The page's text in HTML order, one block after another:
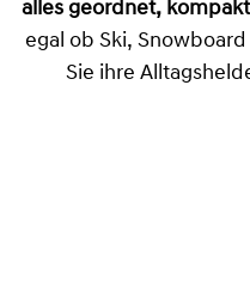
alles geordnet,
egal ob Ski,
Sie ihre